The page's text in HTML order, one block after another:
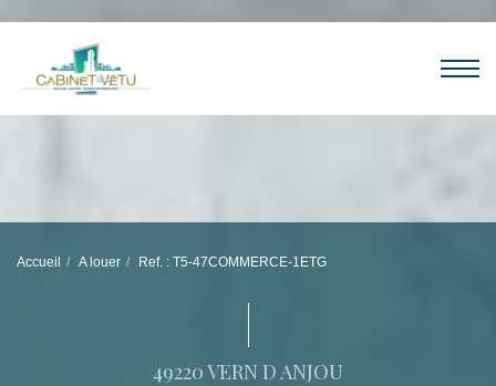
Accueil A louer Ref. : T5-47COMMERCE-1ETG
49220 VERN D ANJOU